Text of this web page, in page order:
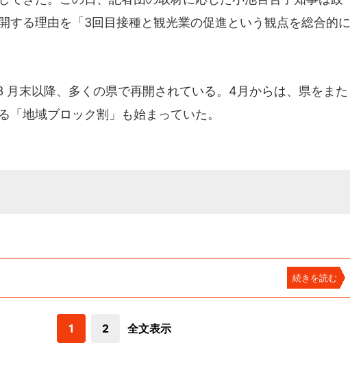
する理由を「3回目接種と観光業の促進という観点を総合的に
末以降、多くの県で再開されている。4月からは、県をまた
「地域ブロック割」も始まっていた。
続きを読む
1 2 全文表示